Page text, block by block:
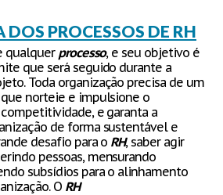
DOS PROCESSOS DE RH
qualquerprocesso, e seu objetivo é
que será seguido durante a
Toda organização precisa de um
norteie e impulsione o
e garanta a
de forma sustentável e
desafio para o RH, saber agir
pessoas, mensurando
subsídios para o alinhamento
O RH